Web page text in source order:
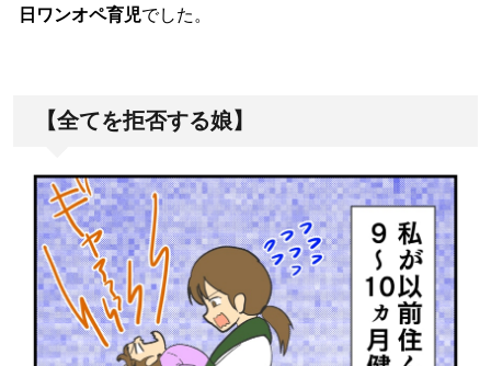
日ワンオペ育児でした。
【全てを拒否する娘】